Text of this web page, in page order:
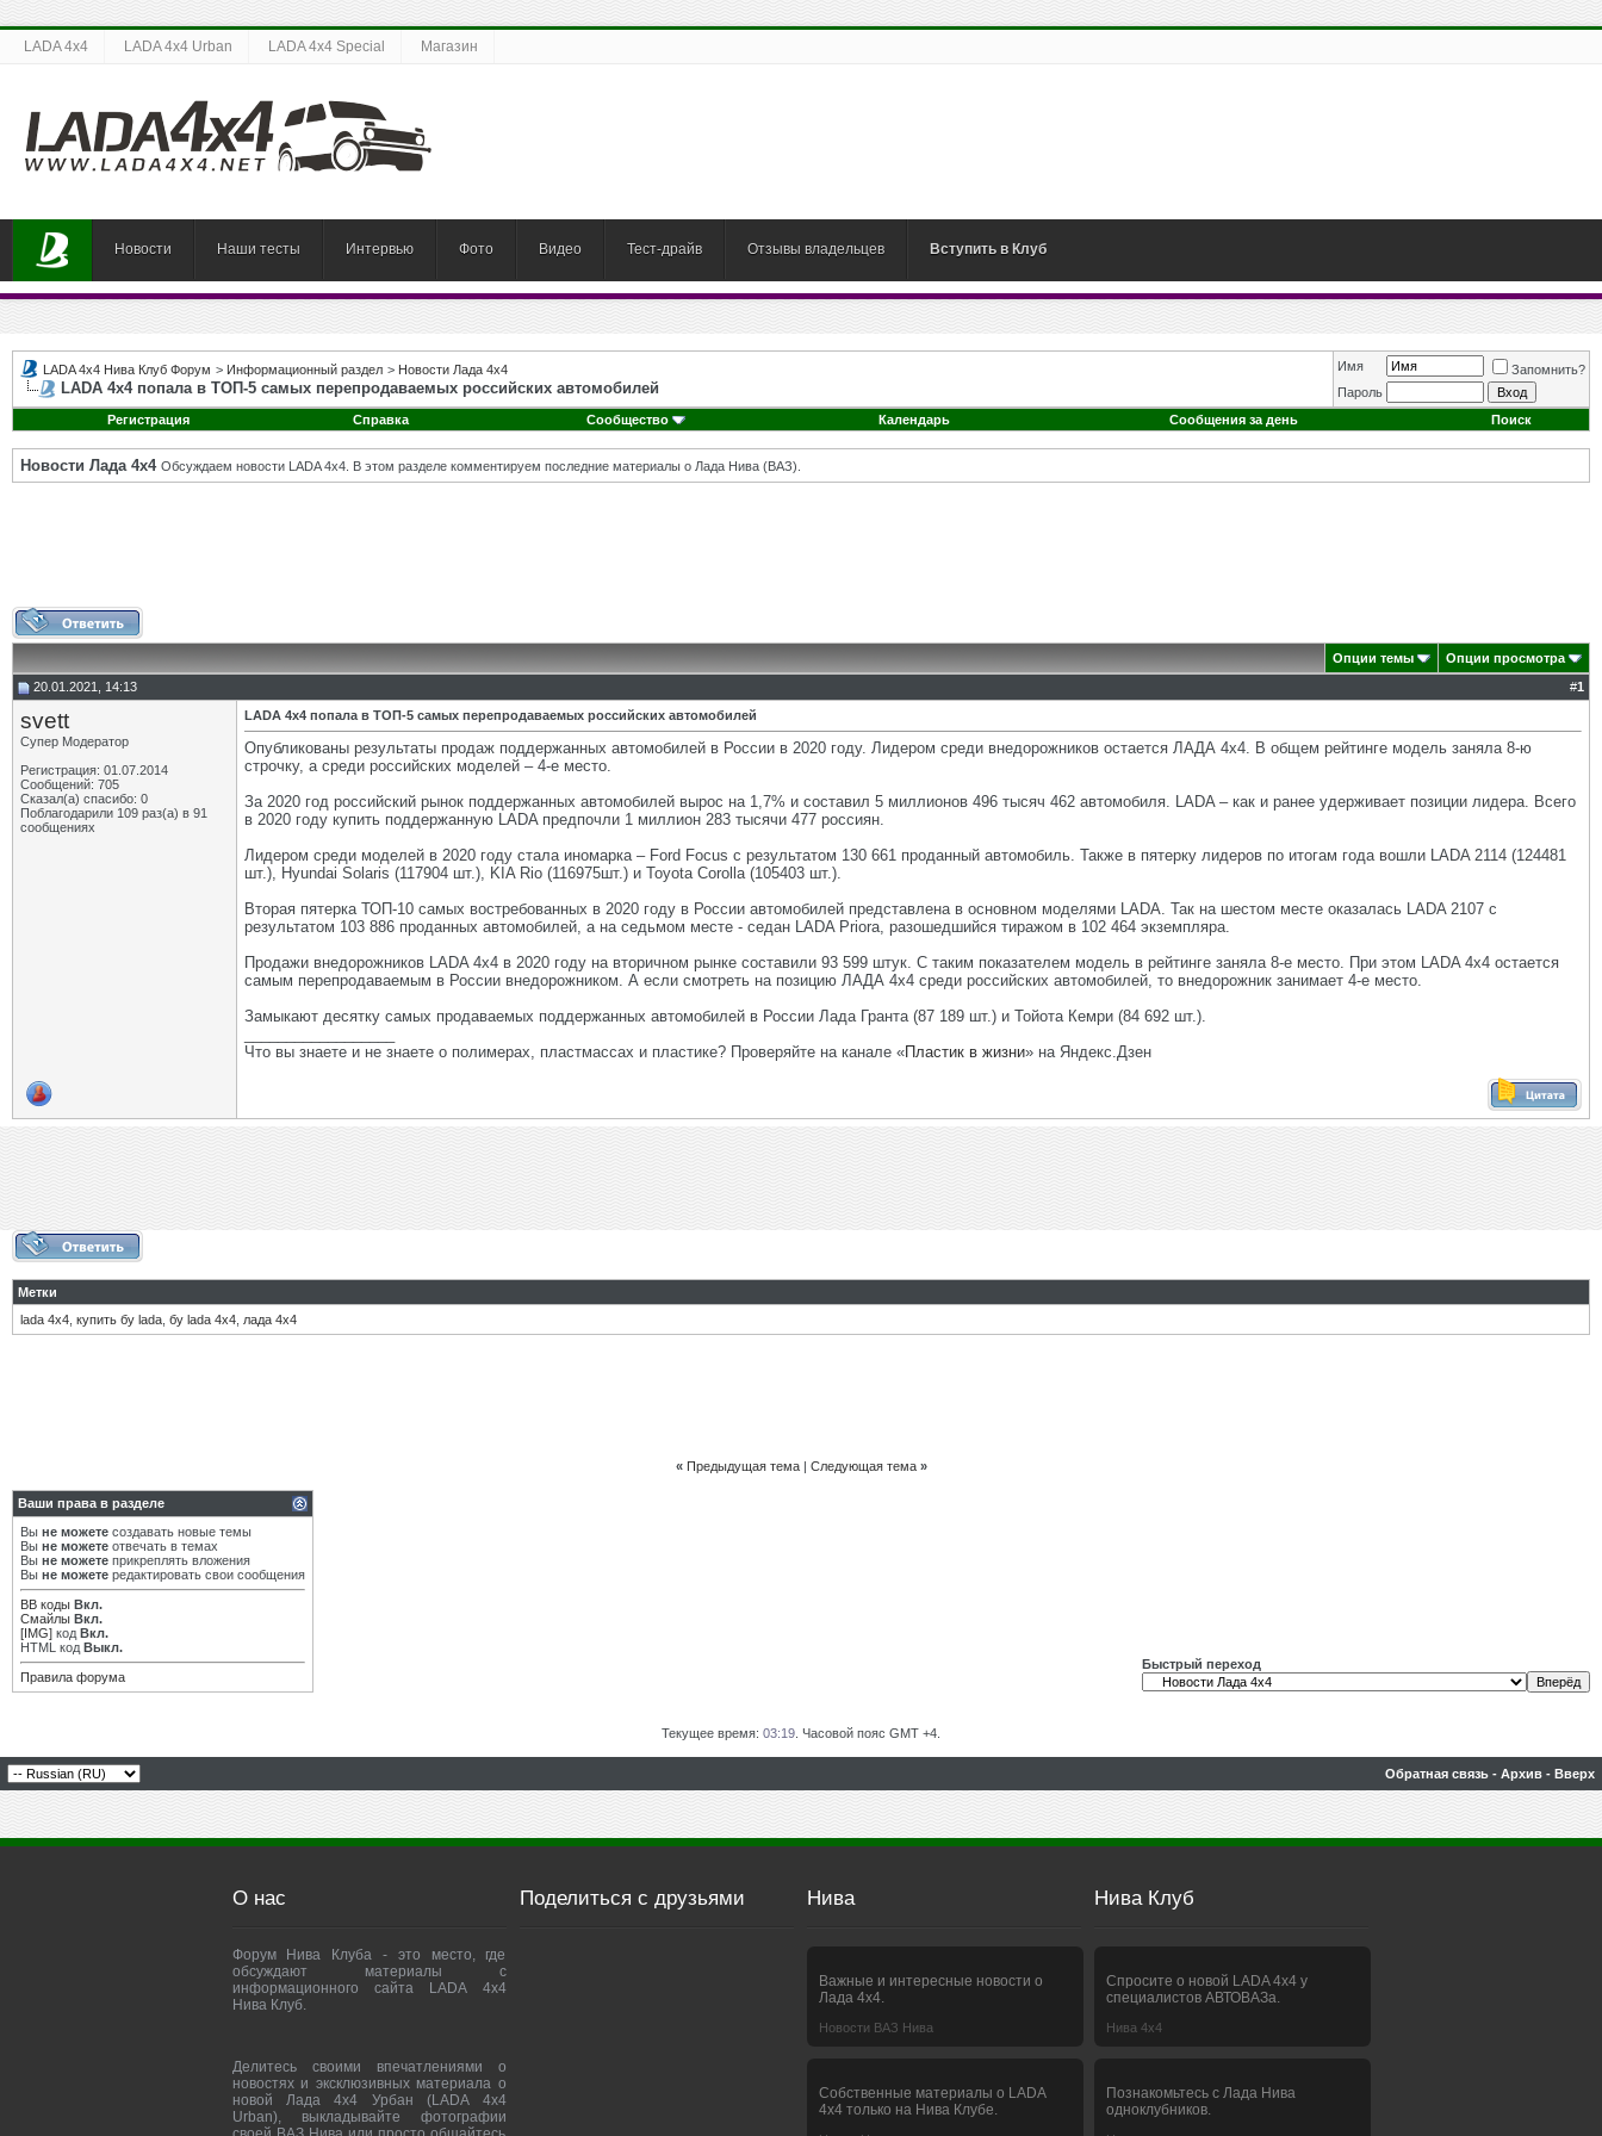
LADA 4x4 LADA 4x4 Urban LADA 4x4 Special Магазин
Новости Наши тесты Интервью Фото Видео Тест-драйв Отзывы владельцев Вступить в Клуб
LADA 4x4 Нива Клуб Форум > Информационный раздел > Новости Лада 4х4
LADA 4х4 попала в ТОП-5 самых перепродаваемых российских автомобилей
Имя
Запомнить?
Пароль
Регистрация
Справка Сообщество Календарь Сообщения за день Поиск
Новости Лада 4х4 Обсуждаем новости LADA 4x4. В этом разделе комментируем последние материалы о Лада Нива (ВАЗ).
Опции темы
Опции просмотра
20.01.2021, 14:13
#1
svett
Супер Модератор
Регистрация: 01.07.2014
Сообщений: 705
Сказал(а) спасибо: 0
Поблагодарили 109 раз(а) в 91
сообщениях
LADA 4х4 попала в ТОП-5 самых перепродаваемых российских автомобилей
Опубликованы результаты продаж поддержанных автомобилей в России в 2020 году. Лидером среди внедорожников остается ЛАДА 4х4. В общем рейтинге модель заняла 8-ю
строчку, а среди российских моделей – 4-е место.
За 2020 год российский рынок поддержанных автомобилей вырос на 1,7% и составил 5 миллионов 496 тысяч 462 автомобиля. LADA – как и ранее удерживает позиции лидера. Всего
в 2020 году купить поддержанную LADA предпочли 1 миллион 283 тысячи 477 россиян.
Лидером среди моделей в 2020 году стала иномарка – Ford Focus с результатом 130 661 проданный автомобиль. Также в пятерку лидеров по итогам года вошли LADA 2114 (124481
шт.), Hyundai Solaris (117904 шт.), KIA Rio (116975шт.) и Toyota Corolla (105403 шт.).
Вторая пятерка ТОП-10 самых востребованных в 2020 году в России автомобилей представлена в основном моделями LADA. Так на шестом месте оказалась LADA 2107 с
результатом 103 886 проданных автомобилей, а на седьмом месте - седан LADA Priora, разошедшийся тиражом в 102 464 экземпляра.
Продажи внедорожников LADA 4х4 в 2020 году на вторичном рынке составили 93 599 штук. С таким показателем модель в рейтинге заняла 8-е место. При этом LADA 4х4 остается
самым перепродаваемым в России внедорожником. А если смотреть на позицию ЛАДА 4х4 среди российских автомобилей, то внедорожник занимает 4-е место.
Замыкают десятку самых продаваемых поддержанных автомобилей в России Лада Гранта (87 189 шт.) и Тойота Кемри (84 692 шт.).
Что вы знаете и не знаете о полимерах, пластмассах и пластике? Проверяйте на канале «Пластик в жизни» на Яндекс.Дзен
Метки
lada 4х4 купить бу lada бу lada 4х4 лада 4х4
« Предыдущая тема| Следующая тема »
Ваши права в разделе
Вы не можете создавать новые темы
Вы не можете отвечать в темах
Вы не можете прикреплять вложения
Вы не можете редактировать свои сообщения
BB коды Вкл.
Смайлы Вкл.
[IMG] код Вкл.
HTML код Выкл.
Правила форума
Быстрый переход
Текущее время: 03:19 . Часовой пояс GMT +4.
Обратная связь - Архив - Вверх
О нас
Форум Нива Клуба - это место, где
обсуждают материалы с
информационного сайта LADA 4x4
Нива Клуб.
Делитесь своими впечатлениями о
новостях и эксклюзивных материала о
новой Лада 4х4 Урбан (LADA 4x4
Urban), выкладывайте фотографии
Поделиться с друзьями Нива
Важные и интересные новости о
Лада 4х4.
Новости ВАЗ Нива
Собственные материалы о LADA
4x4 только на Нива Клубе.
Нива Клуб
Спросите о новой LADA 4x4 у
специалистов АВТОВАЗа.
Нива 4х4
Познакомьтесь с Лада Нива
одноклубников.